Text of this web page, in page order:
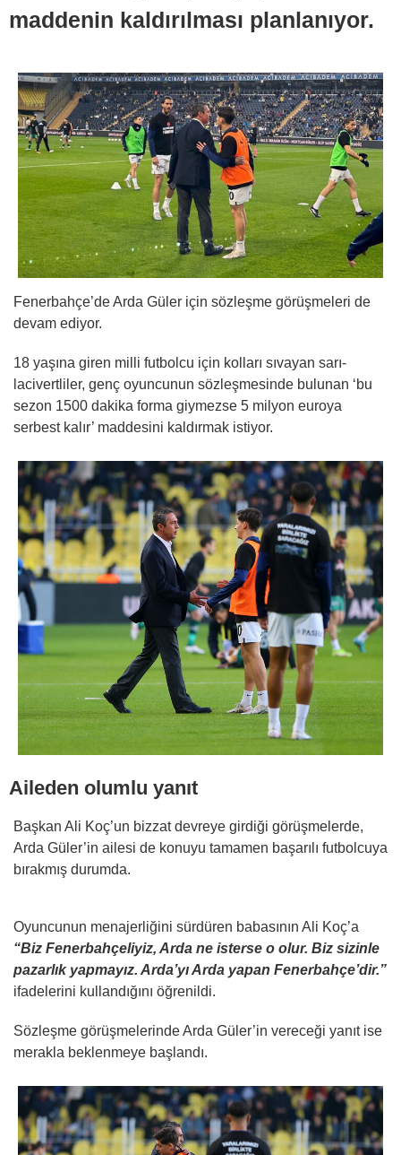
maddenin kaldırılması planlanıyor.
Fenerbahçe’de Arda Güler için sözleşme görüşmeleri de
devam ediyor.
18 yaşına giren milli futbolcu için kolları sıvayan sarı-
lacivertliler, genç oyuncunun sözleşmesinde bulunan ‘bu
sezon 1500 dakika forma giymezse 5 milyon euroya
serbest kalır’ maddesini kaldırmak istiyor.
Aileden olumlu yanıt
Başkan Ali Koç’un bizzat devreye girdiği görüşmelerde,
Arda Güler’in ailesi de konuyu tamamen başarılı futbolcuya
bırakmış durumda.
Oyuncunun menajerliğini sürdüren babasının Ali Koç’a
“Biz Fenerbahçeliyiz, Arda ne isterse o olur. Biz sizinle
pazarlık yapmayız. Arda’yı Arda yapan Fenerbahçe’dir.”
ifadelerini kullandığını öğrenildi.
Sözleşme görüşmelerinde Arda Güler’in vereceği yanıt ise
merakla beklenmeye başlandı.